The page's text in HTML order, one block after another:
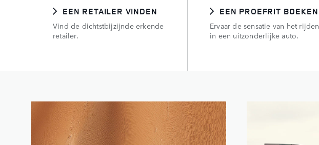
EEN RETAILER VINDEN
Vind de dichtstbijzijnde erkende
retailer.
EEN PROEFRIT BOEKEN
Ervaar de sensatie van het rijden
in een uitzonderlijke auto.